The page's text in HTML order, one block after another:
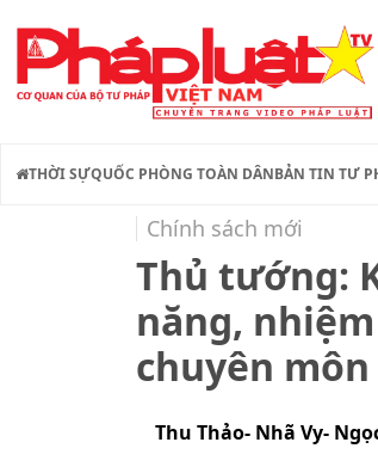
THỜI SỰQUỐC PHÒNG TOÀN DÂNBẢN TIN TƯ
Chính sách mới
Thủ tướng:
năng,
chuyên
Thu Thảo- Nhã Vy-